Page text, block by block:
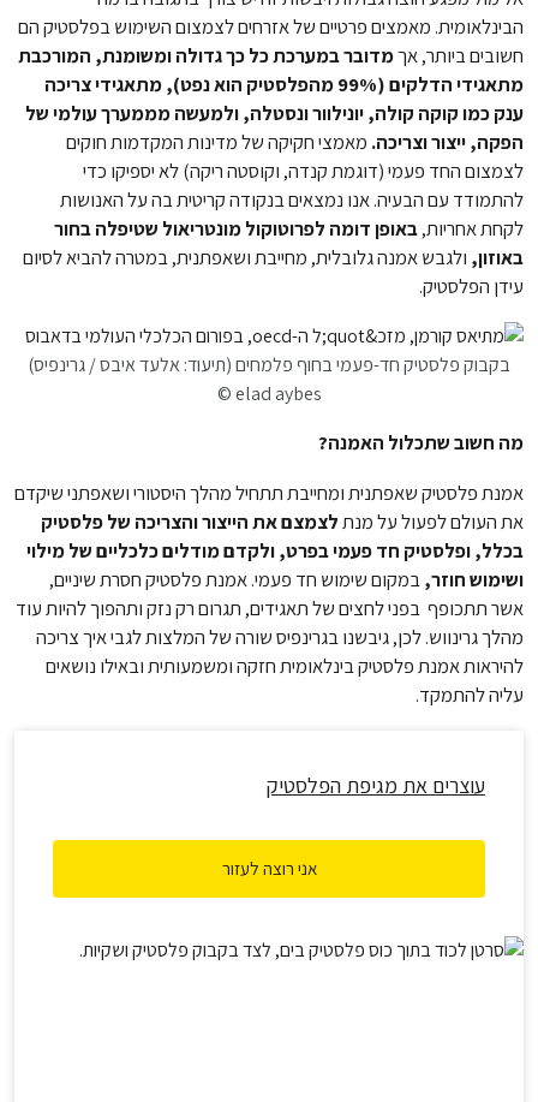
הבינלאומית. מאמצים פרטיים של אזרחים לצמצום השימוש בפלסטיק הם
חשובים ביותר, אךמדובר במערכת כל כך גדולה ומשומנת, המורכבת
מתאגידי הדלקים (99% מהפלסטיק הוא נפט), מתאגידי צריכה
ענק כמו קוקה קולה, יונילוור ונסטלה, ולמעשה מממערך עולמי של
הפקה, ייצור וצריכה. מאמצי חקיקה של מדינות המקדמות חוקים
לצמצום החד פעמי (דוגמת קנדה, וקוסטה ריקה) לא יספיקו כדי
להתמודד עם הבעיה. אנו נמצאים בנקודה קריטית בה על האנושות
לקחת אחריות,באופן דומה לפרוטוקול מונטריאול שטיפלה בחור
באוזון, ולגבש אמנה גלובלית, מחייבת ושאפתנית, במטרה להביא לסיום
עידן הפלסטיק.
בקבוק פלסטיק חד-פעמי בחוף פלמחים (תיעוד: אלעד איבס / גרינפיס)
© elad aybes
מה חשוב שתכלול האמנה?
אמנת פלסטיק שאפתנית ומחייבת תתחיל מהלך היסטורי ושאפתני שיקדם
את העולם לפעול על מנתלצמצם את הייצור והצריכה של פלסטיק
בכלל, ופלסטיק חד פעמי בפרט, ולקדם מודלים כלכליים של מילוי
ושימוש חוזר,במקום שימוש חד פעמי. אמנת פלסטיק חסרת שיניים,
אשר תתכופף בפני לחצים של תאגידים, תגרום רק נזק ותהפוך להיות עוד
מהלך גרינווש. לכן, גיבשנו בגרינפיס שורה של המלצות לגבי איך צריכה
להיראות אמנת פלסטיק בינלאומית חזקה ומשמעותית ובאילו נושאים
עליה להתמקד.
עוצרים את מגיפת הפלסטיק
אני רוצה לעזור